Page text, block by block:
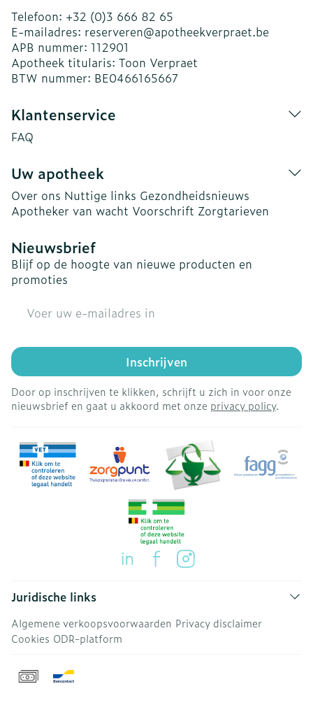
Telefoon: +32 (0)3 666 82 65
E-mailadres: reserveren@apotheekverpraet.be
APB nummer: 112901
Apotheek titularis: Toon Verpraet
BTW nummer: BE0466165667
Klantenservice
FAQ
Uw apotheek
Over ons Nuttige links Gezondheidsnieuws
Apotheker van wacht Voorschrift Zorgtarieven
Nieuwsbrief
Blijf op de hoogte van nieuwe producten en
promoties
Inschrijven
Door op inschrijven te klikken, schrijft u zich in voor onze
nieuwsbrief en gaat u akkoord met onze privacy policy.
Juridische links
Algemene verkoopsvoorwaarden Privacy disclaimer
Cookies ODR-platform